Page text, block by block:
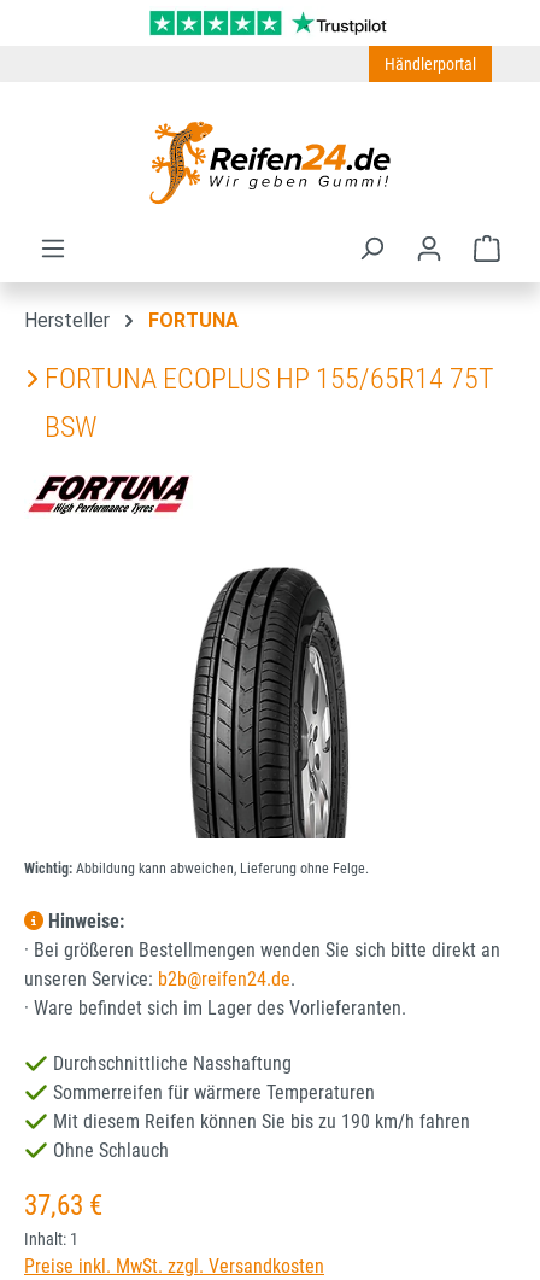
Zum Hauptinhalt springen
Händlerportal
Hersteller FORTUNA
FORTUNA ECOPLUS HP 155/65R14 75T
BSW
Bildergalerie überspringen
Wichtig: Abbildung kann abweichen, Lieferung ohne Felge.
Hinweise:
· Bei größeren Bestellmengen wenden Sie sich bitte direkt an
unseren Service: b2b@reifen24.de.
· Ware befindet sich im Lager des Vorlieferanten.
Durchschnittliche Nasshaftung
Sommerreifen für wärmere Temperaturen
Mit diesem Reifen können Sie bis zu 190 km/h fahren
Ohne Schlauch
Regulärer Preis:
37,63 €
Inhalt: 1
Preise inkl. MwSt. zzgl. Versandkosten